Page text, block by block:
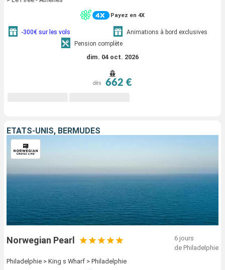
Payez en 4X
-300€ sur les vols
Animations à bord exclusives
Pension complète
dim. 04 oct. 2026
dès 662 €
ÉTATS-UNIS, BERMUDES
Norwegian Pearl
6 jours
de Philadelphie
Philadelphie > King s Wharf > Philadelphie